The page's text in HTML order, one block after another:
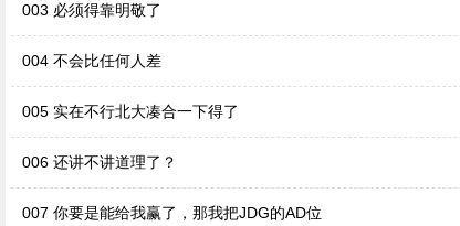
003 必须得靠明敬了
004 不会比任何人差
005 实在不行北大凑合一下得了
006 还讲不讲道理了？
007 你要是能给我赢了，那我把JDG的AD位